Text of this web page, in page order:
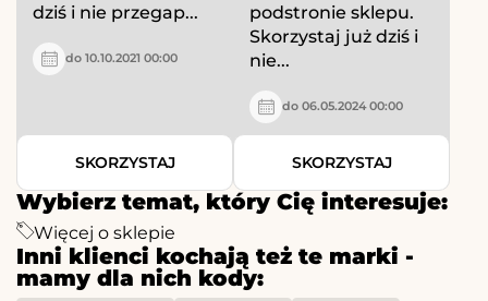
Wybierz temat, który Cię interesuje:
Więcej o sklepie
Inni klienci kochają też te marki -
mamy dla nich kody:
dziś i nie przegap...
do 10.10.2021 00:00
SKORZYSTAJ
podstronie sklepu.
Skorzystaj już dziś i
nie...
do 06.05.2024 00:00
SKORZYSTAJ